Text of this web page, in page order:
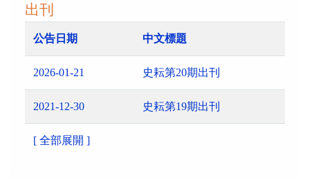
出刊
公告日期 中文標題
2026-01-21 史耘第20期出刊
2021-12-30 史耘第19期出刊
[ 全部展開 ]